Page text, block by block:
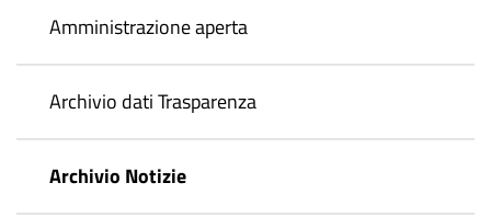
Amministrazione aperta
Archivio dati Trasparenza
Archivio Notizie